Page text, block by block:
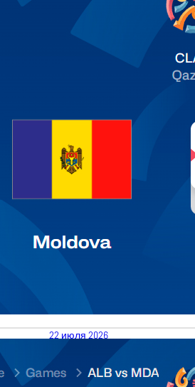
КалендарьТаблица Выберите
Читать далее
22 июля 2026
23.07.2026 Albania vs
Division C